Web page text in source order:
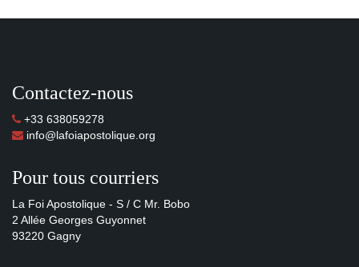
Contactez-nous
+33 638059278
info@lafoiapostolique.org
Pour tous courriers
La Foi Apostolique - S / C Mr. Bobo
2 Allée Georges Guyonnet
93220 Gagny